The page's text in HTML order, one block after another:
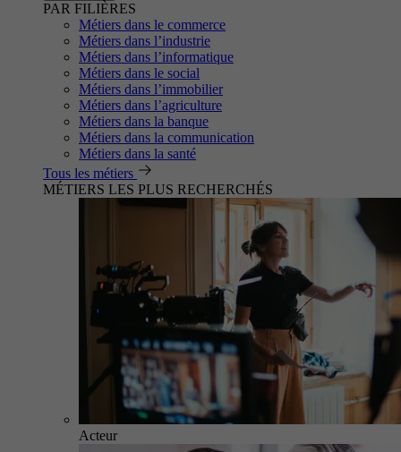
PAR FILIÈRES
Métiers dans le commerce
Métiers dans l’industrie
Métiers dans l’informatique
Métiers dans le social
Métiers dans l’immobilier
Métiers dans l’agriculture
Métiers dans la banque
Métiers dans la communication
Métiers dans la santé
Tous les métiers
MÉTIERS LES PLUS RECHERCHÉS
Acteur